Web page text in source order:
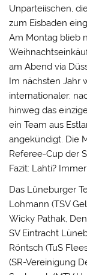
Unparteiischen,
zum Eisbaden
Am Montag blieb
am Abend via
Im nächsten Jahr
internationaler:
hinweg das
ein Team aus
angekündigt. Die
Referee-Cup der
Fazit: Lahti?
Das Lüneburger
Lohmann (TSV
Wicky Pathak,
SV Eintracht
Röntsch (TuS
(SR-Vereinigung